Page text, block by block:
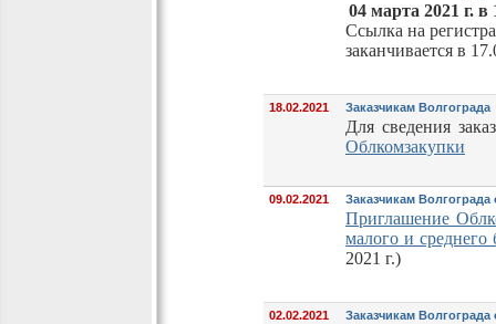
04 марта 2021 г. в
Ссылка на
заканчивается в
18.02.2021 Заказчикам Волгограда
Для сведения
Облкомзакупки
09.02.2021 Заказчикам
Приглашение
малого и
2021 г.)
02.02.2021 Заказчикам Волгограда